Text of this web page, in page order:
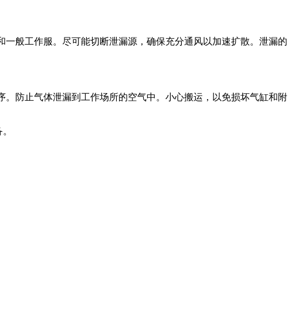
般工作服。尽可能切断泄漏源，确保充分通风以加速扩散。泄漏的
防止气体泄漏到工作场所的空气中。小心搬运，以免损坏气缸和附